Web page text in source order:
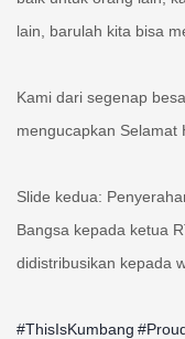
lain, barulah kita bisa
Kami dari segenap
mengucapkan Selamat
Slide kedua:
Bangsa kepada ketua
didistribusikan kepada
#ThisIsKumbang